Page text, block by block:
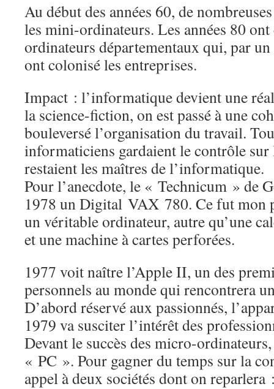
Au début des années 60, de
les mini-ordinateurs. Les années 80 ont
ordinateurs départementaux qui, par
ont colonisé les entreprises.
Impact : l’informatique devient une
la science-fiction, on est passé à une
bouleversé l’organisation du travail.
informaticiens gardaient le contrôle sur
restaient les maîtres de l’informatique.
Pour l’anecdote, le « Technicum » de
1978 un Digital VAX 780. Ce fut mon
un véritable ordinateur, autre qu’une
et une machine à cartes perforées.
1977 voit naître l’Apple II, un des
personnels au monde qui rencontrera
D’abord réservé aux passionnés,
1979 va susciter l’intérêt des
Devant le succès des micro-
« PC ». Pour gagner du temps sur la
appel à deux sociétés dont on